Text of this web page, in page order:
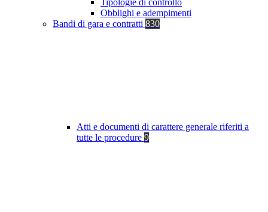
Tipologie di controllo
Obblighi e adempimenti
Bandi di gara e contratti 830
Atti e documenti di carattere generale riferiti a
tutte le procedure 9